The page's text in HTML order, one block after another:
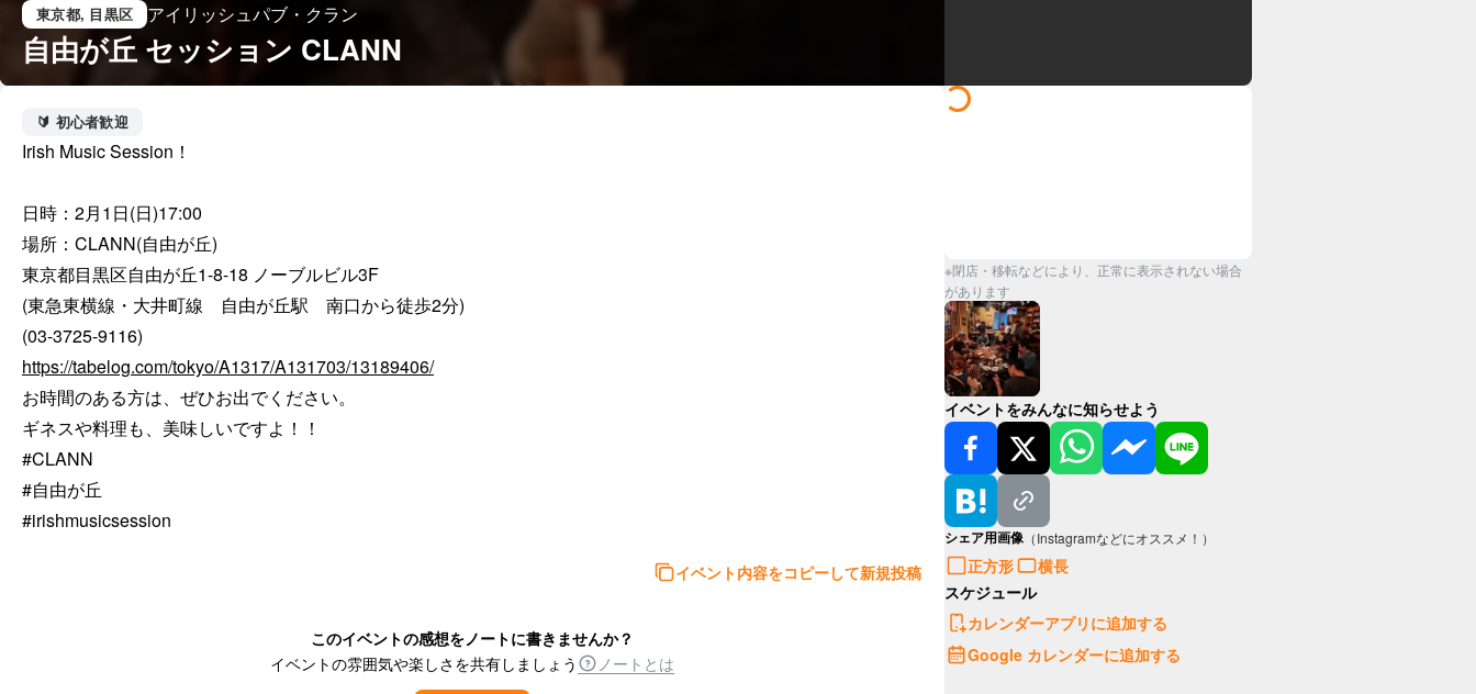
東京都, 目黒区 アイリッシュパブ・クラン
自由が丘 セッション CLANN
🔰 初心者歓迎
Irish Music Session！
日時：2月1日(日)17:00
場所：CLANN(自由が丘)
東京都目黒区自由が丘1-8-18 ノーブルビル3F
(東急東横線・大井町線　自由が丘駅　南口から徒歩2分)
https://tabelog.com/tokyo/A1317/A131703/13189406/
お時間のある方は、ぜひお出でください。
ギネスや料理も、美味しいですよ！！
#CLANN
#自由が丘
#irishmusicsession
イベント内容をコピーして新規投稿
このイベントの感想をノートに書きませんか？
イベントの雰囲気や楽しさを共有しましょう
ノートとは
※閉店・移転などにより、正常に表示されない場合
があります
イベントをみんなに知らせよう
シェア用画像 （Instagramなどにオススメ！）
正方形
横長
スケジュール
カレンダーアプリに追加する
Google カレンダーに追加する